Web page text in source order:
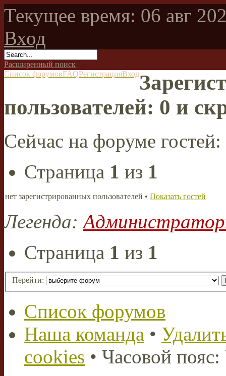
Текущее время: 06 авг
Вход
Расширенный поиск
Список форумовFAQРегистрацияВход
пользователей: 0 и
Сейчас на форуме
Страница 1 из 1
нет зарегистрированных пользователей • Показать гостей
Легенда:
Страница 1 из 1
Перейти:
Список форумов
Наша команда •
cookies • Часовой